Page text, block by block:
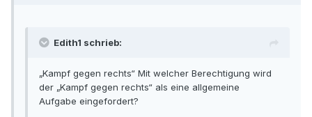
Edith1 schrieb:
„Kampf gegen rechts“ Mit welcher Berechtigung wird
der „Kampf gegen rechts“ als eine allgemeine
Aufgabe eingefordert?